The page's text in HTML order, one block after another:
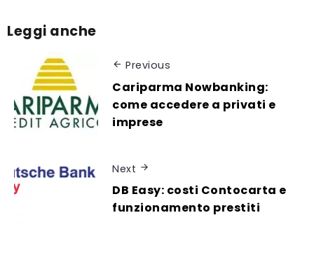
Leggi anche
Previous
Cariparma Nowbanking:
come accedere a privati e
imprese
Next
DB Easy: costi Contocarta e
funzionamento prestiti